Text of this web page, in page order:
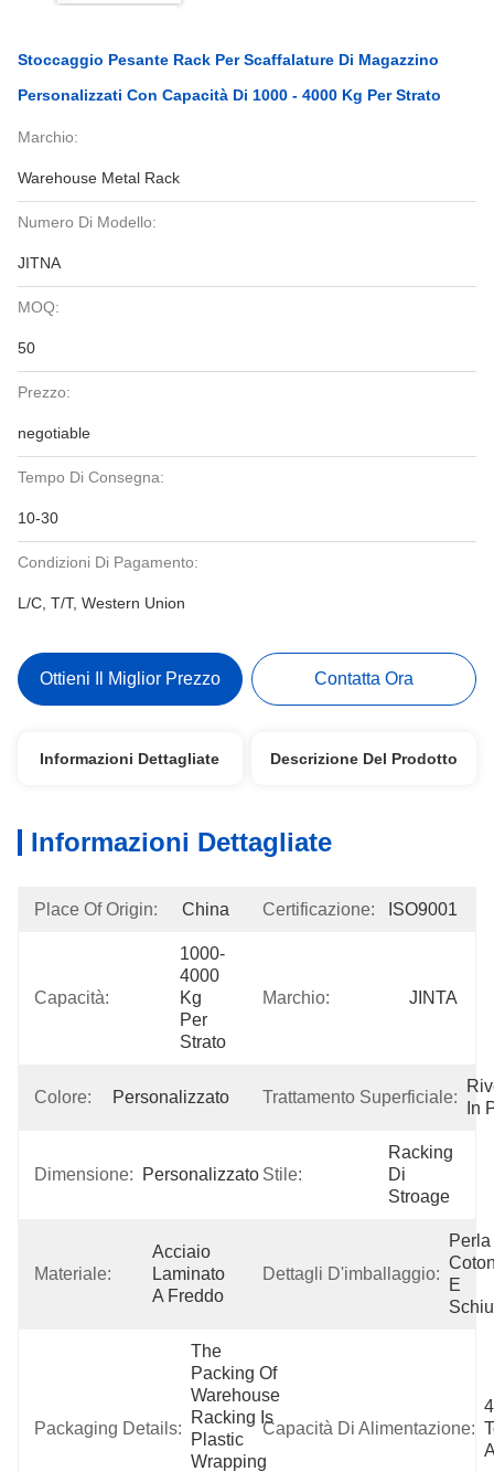
Stoccaggio Pesante Rack Per Scaffalature Di Magazzino
Personalizzati Con Capacità Di 1000 - 4000 Kg Per Strato
Marchio:
Warehouse Metal Rack
Numero Di Modello:
JITNA
MOQ:
50
Prezzo:
negotiable
Tempo Di Consegna:
10-30
Condizioni Di Pagamento:
L/C, T/T, Western Union
Ottieni Il Miglior Prezzo Contatta Ora
Informazioni Dettagliate Descrizione Del Prodotto
Informazioni Dettagliate
Place Of Origin: China Certificazione: ISO9001
Capacità:
1000-
4000
Kg
Per
Strato
Marchio: JINTA
Colore: Personalizzato Trattamento Superficiale:
In
Dimensione: Personalizzato Stile:
Racking
Di
Stroage
Materiale:
Acciaio
Laminato
A Freddo
Dettagli D'imballaggio:
E
Packaging Details:
The
Packing Of
Warehouse
Racking Is
Plastic
Wrapping
Capacità Di Alimentazione: